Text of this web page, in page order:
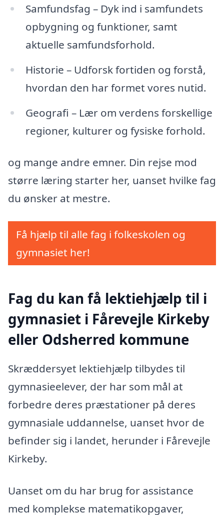
Samfundsfag – Dyk ind i samfundets
opbygning og funktioner, samt
aktuelle samfundsforhold.
Historie – Udforsk fortiden og forstå,
hvordan den har formet vores nutid.
Geografi – Lær om verdens forskellige
regioner, kulturer og fysiske forhold.
og mange andre emner. Din rejse mod
større læring starter her, uanset hvilke fag
du ønsker at mestre.
Få hjælp til alle fag i folkeskolen og
gymnasiet her!
Fag du kan få lektiehjælp til i
gymnasiet i Fårevejle Kirkeby
eller Odsherred kommune
Skræddersyet lektiehjælp tilbydes til
gymnasieelever, der har som mål at
forbedre deres præstationer på deres
gymnasiale uddannelse, uanset hvor de
befinder sig i landet, herunder i Fårevejle
Kirkeby.
Uanset om du har brug for assistance
med komplekse matematikopgaver,